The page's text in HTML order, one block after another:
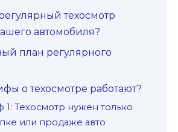
техосмотр
автомобиля?
план регулярного
о техосмотре работают?
Техосмотр нужен только
или продаже авто